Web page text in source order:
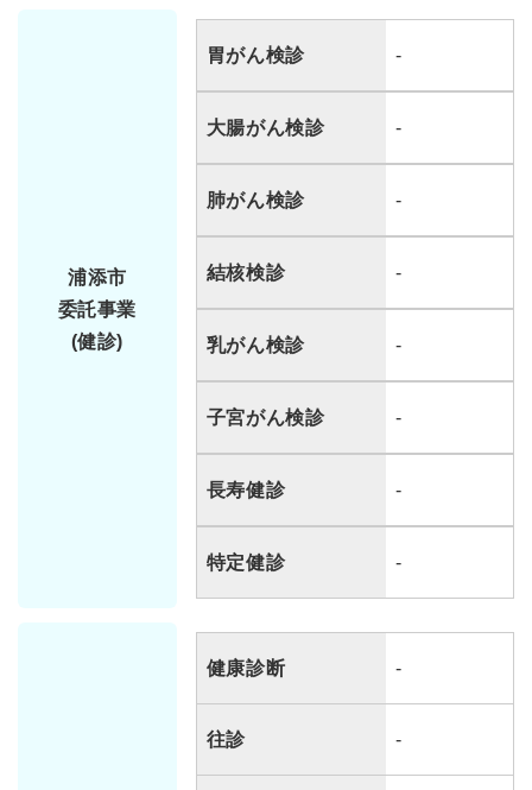
浦添市
委託事業
(健診)
胃がん検診 -
大腸がん検診 -
肺がん検診 -
結核検診 -
乳がん検診 -
子宮がん検診 -
長寿健診 -
特定健診 -
健康診断 -
往診 -